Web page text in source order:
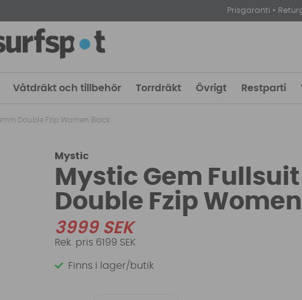
Prisgaranti •
Våtdräkt och tillbehör Torrdräkt Övrigt Restparti
Double Fzip Women Black
Mystic
Mystic Gem
Double Fzip
3999SEK
6199 SEK
Finns i lager/butik